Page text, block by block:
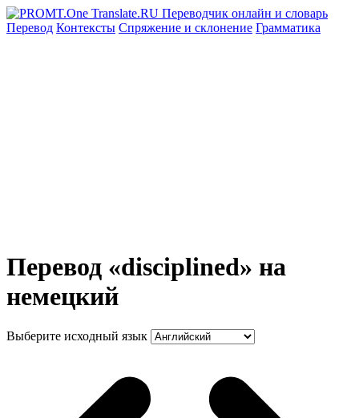
Перевод Контексты Спряжение и склонение Грамматика
Перевод «disciplined» на
немецкий
Выберите исходный язык